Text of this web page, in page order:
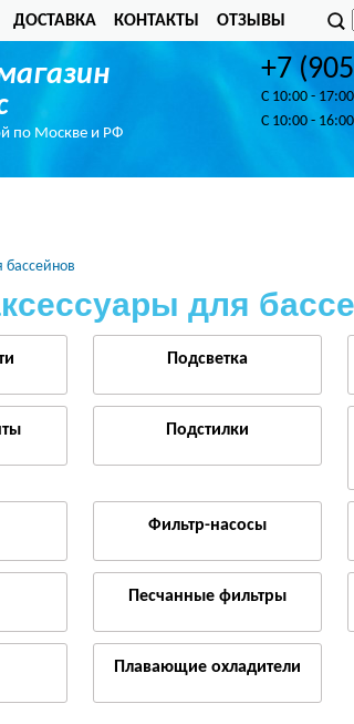
ДОСТАВКА КОНТАКТЫ ОТЗЫВЫ
по Москве и РФ
+7
C 10:00 -
C 10:00 -
бассейнов
для
Подсветка
Подстилки
Фильтр-насосы
Песчанные фильтры
Плавающие охладители